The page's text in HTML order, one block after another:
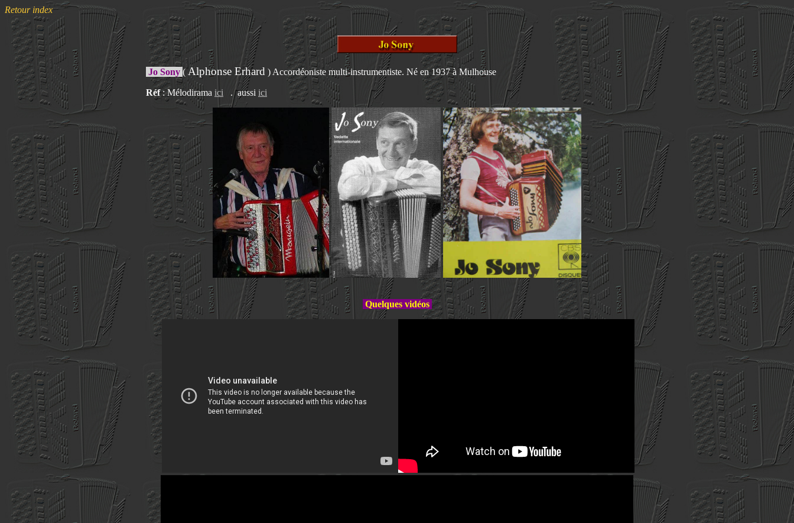
Retour index
Jo Sony (Alphonse Erhard ) Accordéoniste multi-instrumentiste. Né en 1937 à Mulhouse
Réf: Mélodirama ici . aussi ici
Quelques vidéos